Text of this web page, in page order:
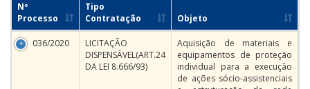
Nº
Processo
Tipo
Contratação
Objeto
036/2020
LICITAÇÃO
DISPENSÁVEL(ART.24
DA LEI 8.666/93)
Aquisição de materiais e
equipamentos de proteção
individual para a execução
de ações sócio-assistenciais